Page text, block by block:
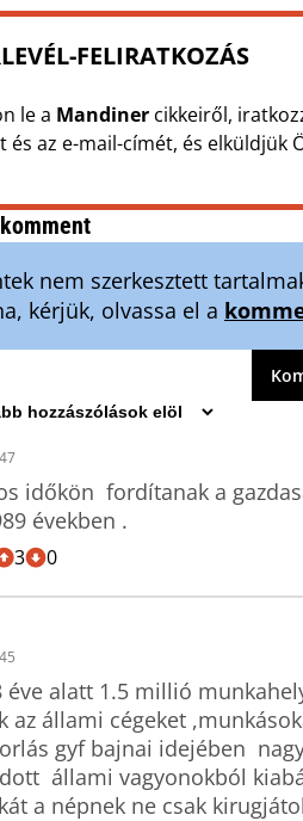
FELIRATKOZÁS
le a Mandiner cikkeiről,
és az e-mail-címét, és elküldjük
nem szerkesztett
kérjük, olvassa el a
időkön  fordítanak a
években .
3 0
éve alatt 1.5 millió
az állami cégeket
gyf bajnai idejében
állami vagyonokból
a népnek ne csak